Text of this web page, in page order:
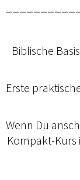
Biblische
Erste
Wenn Du
Kompakt-Kurs